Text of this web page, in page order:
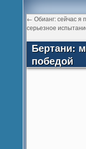
← Обианг: сейчас я
серьезное
Бертани:
победой